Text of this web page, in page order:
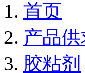
首页
产品供
胶粘剂